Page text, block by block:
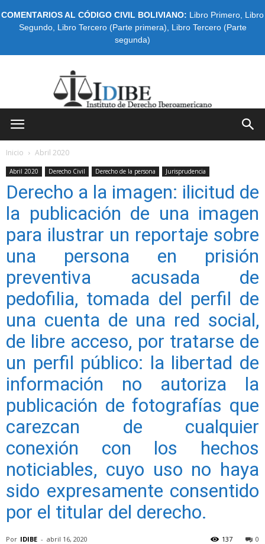
COMENTARIOS AL CÓDIGO CIVIL BOLIVIANO: Libro Primero Libro
Segundo, Libro Tercero (Parte primera)
Libro Tercero (Parte
segunda)
Inicio Abril 2020
Abril 2020 Derecho Civil Derecho de la persona Jurisprudencia
Derecho a la imagen: ilicitud de
la publicación de una imagen
para ilustrar un reportaje sobre
una persona en prisión
preventiva acusada de
pedofilia, tomada del perfil de
una cuenta de una red social,
de libre acceso, por tratarse de
un perfil público: la libertad de
información no autoriza la
publicación de fotografías que
carezcan de cualquier
conexión con los hechos
noticiables, cuyo uso no haya
sido expresamente consentido
por el titular del derecho.
Por IDIBE - abril 16, 2020 0
137